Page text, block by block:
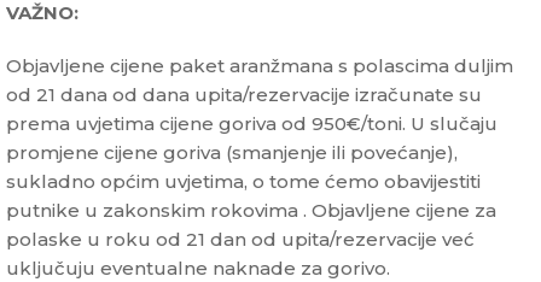
VAŽNO:
Objavljene cijene paket aranžmana s polascima duljim
od 21 dana od dana upita/rezervacije izračunate su
prema uvjetima cijene goriva od 950€/toni. U slučaju
promjene cijene goriva (smanjenje ili povećanje),
sukladno općim uvjetima, o tome ćemo obavijestiti
putnike u zakonskim rokovima . Objavljene cijene za
polaske u roku od 21 dan od upita/rezervacije već
uključuju eventualne naknade za gorivo.